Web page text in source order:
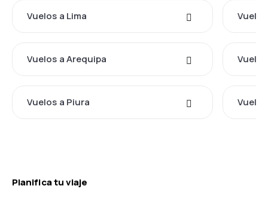
Vuelos a Lima
Vuelos a Arequipa
Vuelos a Piura
Planifica tu viaje